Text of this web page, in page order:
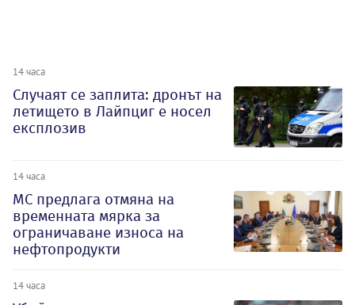
14 часа
Случаят се заплита: дронът на
летището в Лайпциг е носел
експлозив
14 часа
МС предлага отмяна на
временната мярка за
ограничаване износа на
нефтопродукти
14 часа